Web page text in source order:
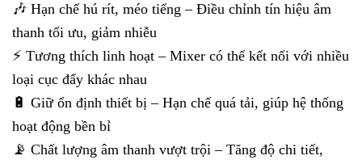
🎶 Hạn chế hú rít, méo tiếng – Điều chỉnh tín hiệu âm
thanh tối ưu, giảm nhiễu
⚡ Tương thích linh hoạt – Mixer có thể kết nối với nhiều
loại cục đẩy khác nhau
🔋 Giữ ổn định thiết bị – Hạn chế quá tải, giúp hệ thống
hoạt động bền bỉ
📡 Chất lượng âm thanh vượt trội – Tăng độ chi tiết,